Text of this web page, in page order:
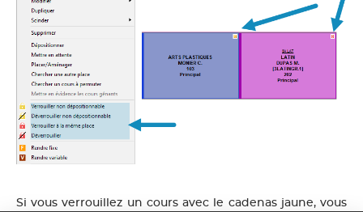
Si vous verrouillez un cours avec le cadenas jaune, vous